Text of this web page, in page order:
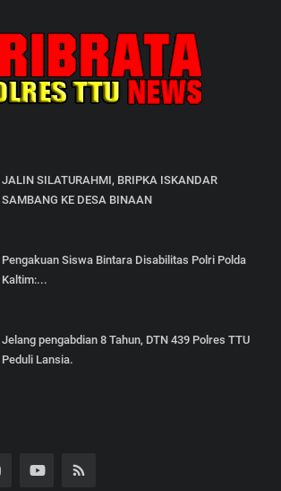
JALIN SILATURAHMI, BRIPKA ISKANDAR
SAMBANG KE DESA BINAAN
Pengakuan Siswa Bintara Disabilitas Polri Polda
Kaltim:...
Jelang pengabdian 8 Tahun, DTN 439 Polres TTU
Peduli Lansia.